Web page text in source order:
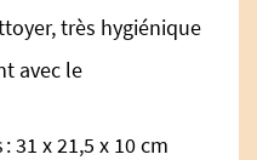
très hygiénique
avec le
31 x 21,5 x 10 cm